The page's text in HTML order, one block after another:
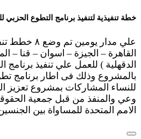
تنفيذية لتنفيذ برنامج التطوع الحزبي
علي مدار يومين تم
– الجيزة – اسوان – قنا –
) للعمل علي تنفيذ برنامج
وذلك فى اطار برنامج تطوير
المشاركات بمشروع تعزيز
والمنفذ من قبل جمعية
المتحدة للمساواة بين الجنسين .